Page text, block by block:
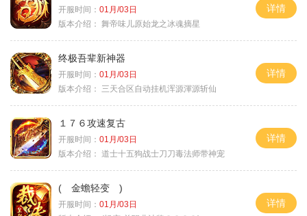
开服时间： 01月/03日
版本介绍： 舞帝味儿原始龙之冰魂摘星
详情
终极吾辈新神器
开服时间： 01月/03日
版本介绍：
三天合区自动挂机浑源渾源斩仙
详情
１７６攻速复古
开服时间： 01月/03日
版本介绍： 道士十五狗战士刀刀毒法师带神宠
详情
( 金蟾轻变 )
开服时间： 01月/03日
详情